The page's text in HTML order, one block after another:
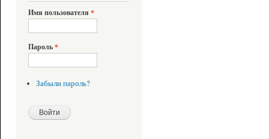
Имя пользователя *
Пароль*
Забыли пароль?